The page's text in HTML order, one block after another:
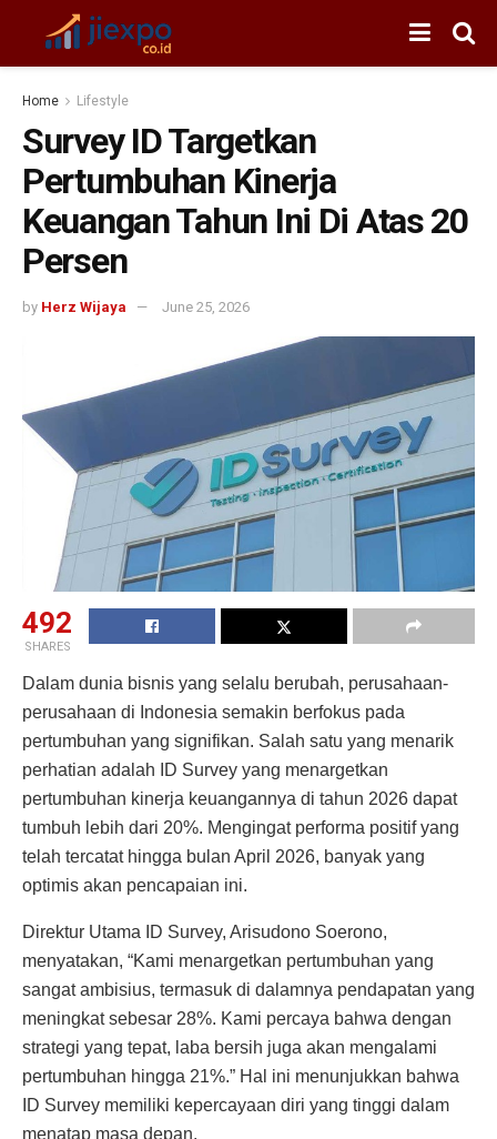
Home Lifestyle
Survey ID Targetkan
Pertumbuhan Kinerja
Keuangan Tahun Ini Di Atas 20
Persen
by Herz Wijaya June 25, 2026
492
SHARES
Dalam dunia bisnis yang selalu berubah, perusahaan-
perusahaan di Indonesia semakin berfokus pada
pertumbuhan yang signifikan. Salah satu yang menarik
perhatian adalah ID Survey yang menargetkan
pertumbuhan kinerja keuangannya di tahun 2026 dapat
tumbuh lebih dari 20%. Mengingat performa positif yang
telah tercatat hingga bulan April 2026, banyak yang
optimis akan pencapaian ini.
Direktur Utama ID Survey, Arisudono Soerono,
menyatakan, “Kami menargetkan pertumbuhan yang
sangat ambisius, termasuk di dalamnya pendapatan yang
meningkat sebesar 28%. Kami percaya bahwa dengan
strategi yang tepat, laba bersih juga akan mengalami
pertumbuhan hingga 21%.” Hal ini menunjukkan bahwa
ID Survey memiliki kepercayaan diri yang tinggi dalam
menatap masa depan.